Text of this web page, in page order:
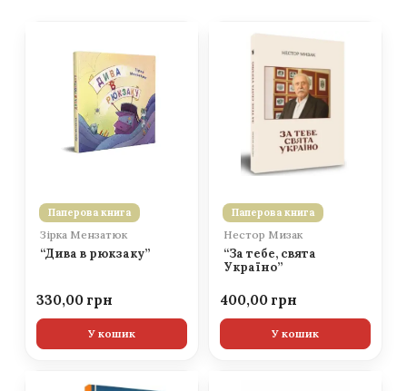
Паперова книга
Зірка Мензатюк
“Дива в рюкзаку”
330,00
У кошик
Паперова книга
Нестор Мизак
“За тебе, свята
Україно”
400,00
У кошик